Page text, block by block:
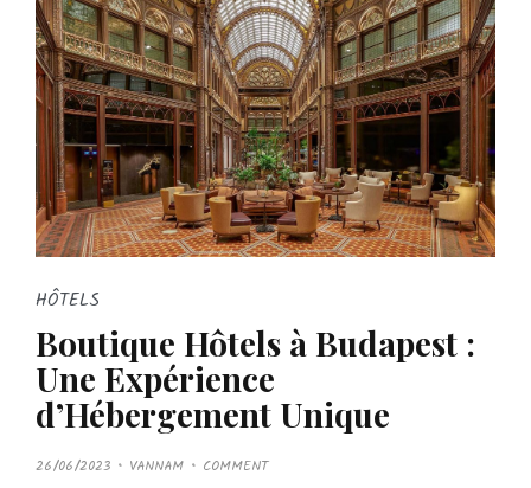
HÔTELS
Boutique Hôtels à Budapest :
Une Expérience
d’Hébergement Unique
P
O
26/06/2023 VANNAM COMMENT